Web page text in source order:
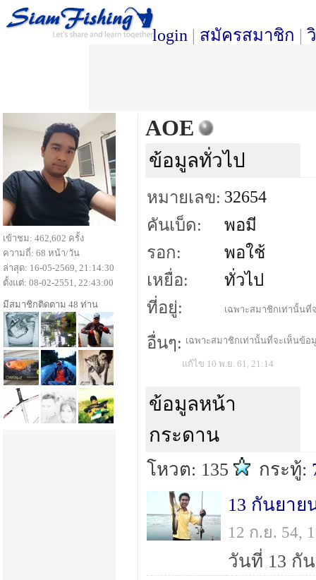
login | สมัครสมาชิก |
AOE
ข้อมูลทั่วไป
หมายเลข: 32654
คันเบ็ด:
พอมี
รอก:
พอใช้
เหยื่อ:
ทั่วไป
ที่อยู่:
เฉพาะสมาชิกเท่านั้นที่
อื่นๆ: เฉพาะสมาชิกเท่านั้นที่จะเห็นข้อ
แก้ไข 10 พ.ย. 61, 21:14
ข้อมูลหน้า
กระดาน
โหวต: 135 กระทู้:
13 กันยา
12 ก.ย. 54,
เข้าชม: 462,602 ครั้ง
ความถี่: 68 หน้า/วัน
ล่าสุด: 16-05-2569, 21:14:30
ตั้งแต่: 08-02-2551, 22:43:00
มีสมาชิกติดตาม 48 ท่าน